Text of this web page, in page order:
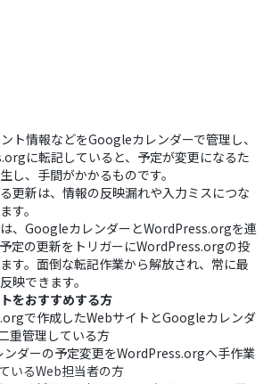
ト情報などをGoogleカレンダーで管理し、
に転記していると、予定が変更になるた
し、手間がかかるものです。
更新は、情報の反映漏れや入力ミスにつな
す。
、GoogleカレンダーとWordPress.orgを連
定の更新をトリガーにWordPress.orgの投
す。面倒な転記作業から解放され、常に最
映できます。
をおすすめする方
で作成したWebサイトとGoogleカレンダ
重管理している方
ダーの予定変更をWordPress.orgへ手作業
いるWeb担当者の方